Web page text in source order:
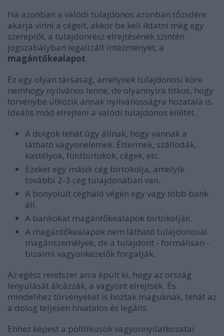
Ha azonban a valódi tulajdonos azonban tőzsdére
akarja vinni a cégeit, akkor be kell iktatni még egy
szereplőt, a tulajdonrész elrejtésének szintén
jogszabályban legalizált intézményét, a
magántőkealapot.
Ez egy olyan társaság, amelynek tulajdonosi köre
nemhogy nyilvános lenne, de olyannyira titkos, hogy
törvénybe ütközik annak nyilvánosságra hozatala is.
Ideális mód elrejteni a valódi tulajdonos kilétét.
A dolgok tehát úgy állnak, hogy vannak a
látható vagyonelemek. Éttermek, szállodák,
kastélyok, földbirtokok, cégek, etc.
Ezeket egy másik cég birtokolja, amelyik
további 2-3 cég tulajdonában van.
A bonyolult cégháló végén egy vagy több bank
áll.
A bankokat magántőkealapok birtokolják.
A magántőkealapok nem látható tulajdonosai
magánszemélyek, de a tulajdont - formálisan -
bizalmi vagyonkezelők forgatják.
Az egész rendszer arra épült ki, hogy az ország
lenyúlását álcázzák, a vagyont elrejtsék. És
mindehhez törvényeket is hoztak maguknak, tehát az
a dolog teljesen hivatalos és legális.
Ehhez képest a politikusok vagyonnyilatkozatai